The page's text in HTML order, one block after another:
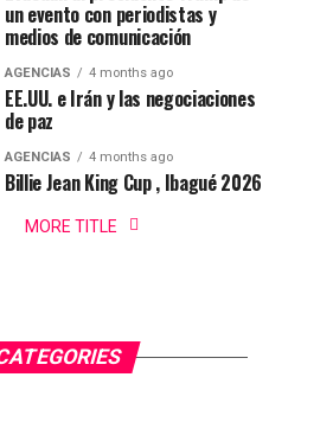
un evento con periodistas y
medios de comunicación
AGENCIAS 4 months ago
EE.UU. e Irán y las negociaciones
de paz
AGENCIAS 4 months ago
Billie Jean King Cup , Ibagué 2026
MORE TITLE